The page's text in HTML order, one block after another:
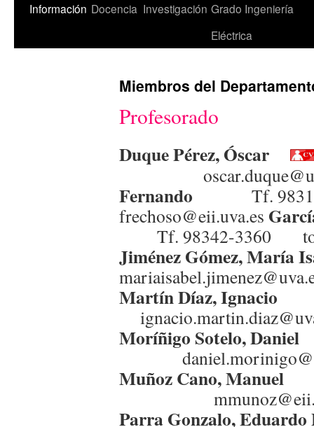
Información Docencia Investigación Grado Ingeniería
Eléctrica
Miembros del
Profesorado
Duque Pérez, Óscar
Fernando Tf.
frechoso@eii.uva.es
Tf. 98342-3360
Jiménez Gómez,
Martín Díaz,
Moríñigo
Muñoz
Parra Gonzalo,